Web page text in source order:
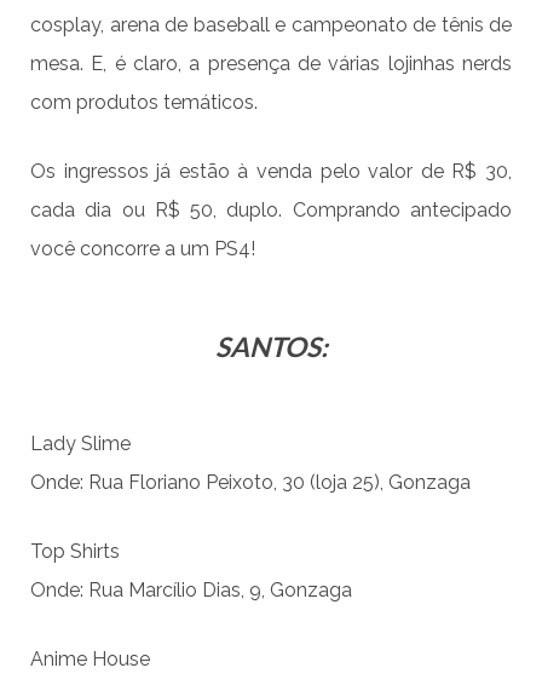
cosplay, arena de baseball e campeonato de tênis de
mesa. E, é claro, a presença de várias lojinhas nerds
com produtos temáticos.
Os ingressos já estão à venda pelo valor de R$ 30,
cada dia ou R$ 50, duplo. Comprando antecipado
você concorre a um PS4!
SANTOS:
Lady Slime
Onde: Rua Floriano Peixoto, 30 (loja 25), Gonzaga
Top Shirts
Onde: Rua Marcílio Dias, 9, Gonzaga
Anime House